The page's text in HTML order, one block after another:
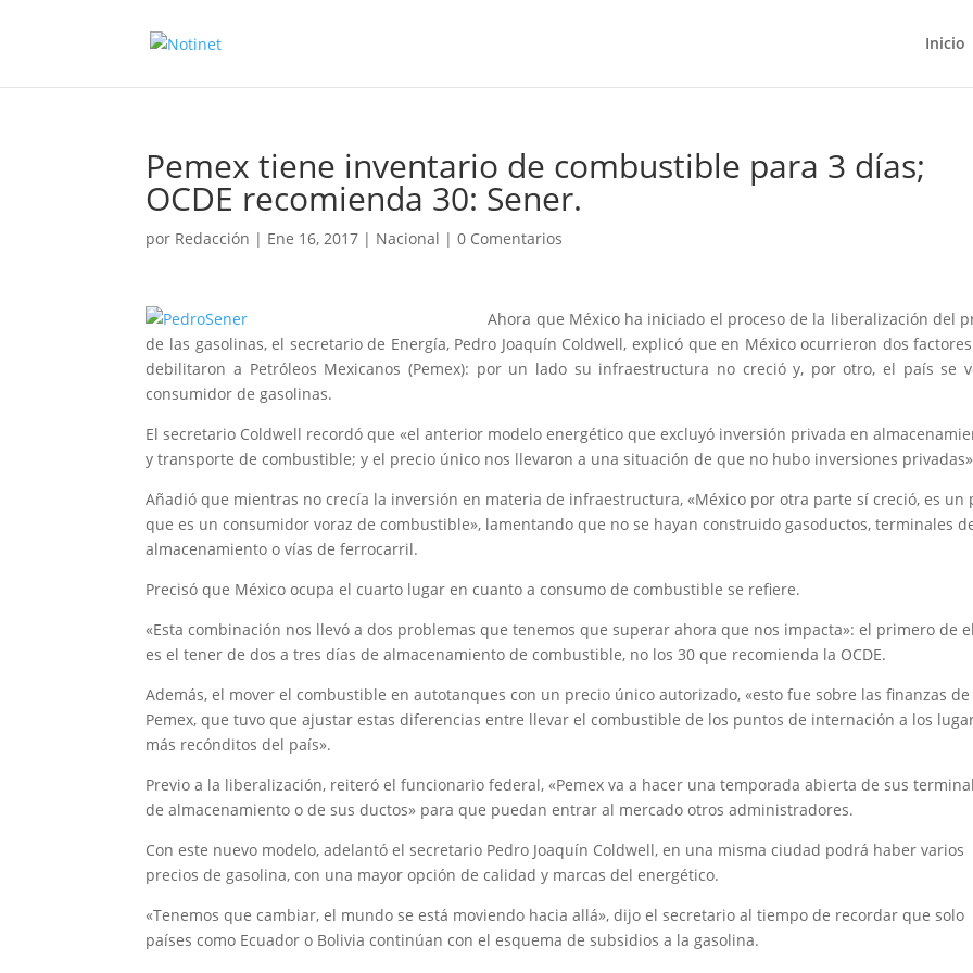
Inicio
Pemex tiene inventario de combustible para 3 días;
OCDE recomienda 30: Sener.
por Redacción | Ene 16, 2017 | Nacional |0 Comentarios
Ahora que México ha iniciado el proceso de la liberalización del
de las gasolinas, el secretario de Energía, Pedro Joaquín Coldwell, explicó que en México ocurrieron dos
debilitaron a Petróleos Mexicanos (Pemex): por un lado su infraestructura no creció y, por otro, el país se
consumidor de gasolinas.
El secretario Coldwell recordó que «el anterior modelo energético que excluyó inversión privada en
y transporte de combustible; y el precio único nos llevaron a una situación de que no hubo inversiones
Añadió que mientras no crecía la inversión en materia de infraestructura, «México por otra parte sí creció, es un
que es un consumidor voraz de combustible», lamentando que no se hayan construido gasoductos, terminales
almacenamiento o vías de ferrocarril.
Precisó que México ocupa el cuarto lugar en cuanto a consumo de combustible se refiere.
«Esta combinación nos llevó a dos problemas que tenemos que superar ahora que nos impacta»: el primero de
es el tener de dos a tres días de almacenamiento de combustible, no los 30 que recomienda la OCDE.
Además, el mover el combustible en autotanques con un precio único autorizado, «esto fue sobre las finanzas de
Pemex, que tuvo que ajustar estas diferencias entre llevar el combustible de los puntos de internación a los
más recónditos del país».
Previo a la liberalización, reiteró el funcionario federal, «Pemex va a hacer una temporada abierta de sus
de almacenamiento o de sus ductos» para que puedan entrar al mercado otros administradores.
Con este nuevo modelo, adelantó el secretario Pedro Joaquín Coldwell, en una misma ciudad podrá haber varios
precios de gasolina, con una mayor opción de calidad y marcas del energético.
«Tenemos que cambiar, el mundo se está moviendo hacia allá», dijo el secretario al tiempo de recordar que solo
países como Ecuador o Bolivia continúan con el esquema de subsidios a la gasolina.